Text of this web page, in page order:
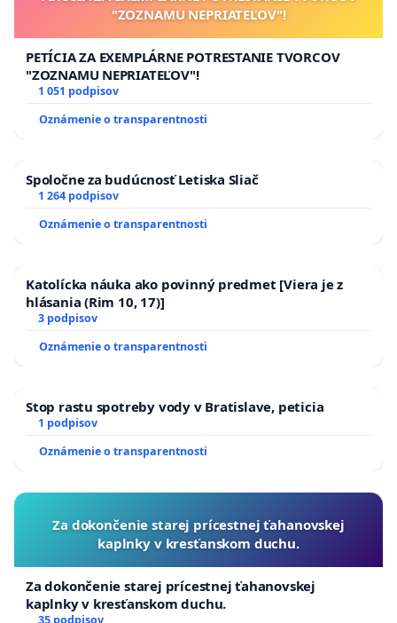
"ZOZNAMU NEPRIATEĽOV"!
PETÍCIA ZA EXEMPLÁRNE POTRESTANIE TVORCOV
"ZOZNAMU NEPRIATEĽOV"!
1 051 podpisov
Oznámenie o transparentnosti
Spoločne za budúcnosť Letiska Sliač
1 264 podpisov
Oznámenie o transparentnosti
Katolícka náuka ako povinný predmet [Viera je z
hlásania (Rim 10, 17)]
3 podpisov
Oznámenie o transparentnosti
Stop rastu spotreby vody v Bratislave, peticia
1 podpisov
Oznámenie o transparentnosti
Za dokončenie starej prícestnej ťahanovskej
kaplnky v kresťanskom duchu.
Za dokončenie starej prícestnej ťahanovskej
kaplnky v kresťanskom duchu.
35 podpisov